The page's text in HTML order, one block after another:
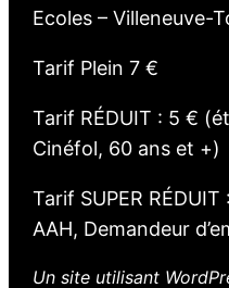
Ecoles – Villeneuve-
Tarif Plein 7 €
Tarif RÉDUIT : 5 €
Cinéfol, 60 ans et +)
Tarif SUPER
AAH, Demandeur
Un site utilisant